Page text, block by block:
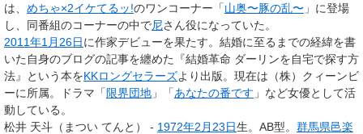
は、 めちゃ×2イケてるッ!のワンコーナー「山奥〜豚の乱〜 」に登場
し、同番組のコーナーの中で尼さん役になっていた。
2011年1月26日に作家デビューを果たす。結婚に至るまでの経緯を書
いた自身のブログの記事を纏めた『結婚革命 ダーリンを自宅で探す方
法』という本をKKロングセラーズより出版。現在は（株）クィーンビ
ーに所属。ドラマ「 限界団地 」「あなたの番です 」など女優として活
動している。
松井 天斗（まつい てんと）
- 1972年2月23日生。AB型。 群馬県邑楽